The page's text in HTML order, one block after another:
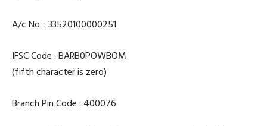
A/c No. : 33520100000251
IFSC Code : BARB0POWBOM
(fifth character is zero)
Branch Pin Code : 400076